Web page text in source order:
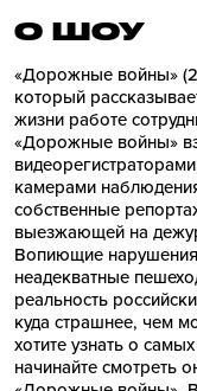
О ШОУ
«Дорожные войны»
который
жизни работе
«Дорожные войны»
камерами
собственные
выезжающей на
Вопиющие
неадекватные
реальность
куда страшнее, чем
хотите узнать о
начинайте смотреть